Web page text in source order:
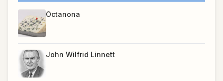
Octanona
John Wilfrid Linnett